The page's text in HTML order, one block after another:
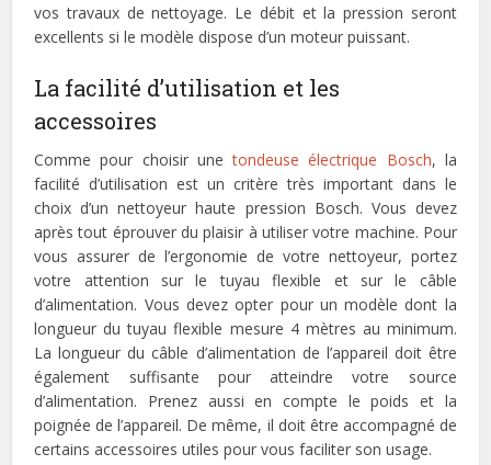
vos travaux de nettoyage. Le débit et la pression seront
excellents si le modèle dispose d’un moteur puissant.
La facilité d’utilisation et les
accessoires
Comme pour choisir unetondeuse électrique Bosch, la
facilité d’utilisation est un critère très important dans le
choix d’un nettoyeur haute pression Bosch. Vous devez
après tout éprouver du plaisir à utiliser votre machine. Pour
vous assurer de l’ergonomie de votre nettoyeur, portez
votre attention sur le tuyau flexible et sur le câble
d’alimentation. Vous devez opter pour un modèle dont la
longueur du tuyau flexible mesure 4 mètres au minimum.
La longueur du câble d’alimentation de l’appareil doit être
également suffisante pour atteindre votre source
d’alimentation. Prenez aussi en compte le poids et la
poignée de l’appareil. De même, il doit être accompagné de
certains accessoires utiles pour vous faciliter son usage.